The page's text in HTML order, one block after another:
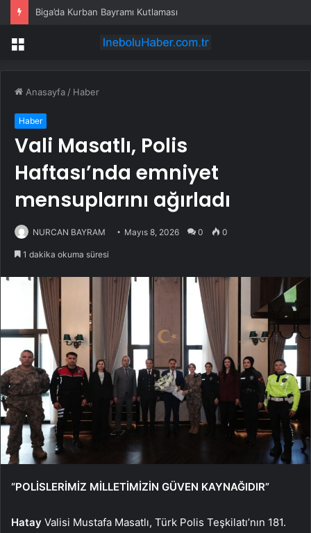
Biga’da Kurban Bayramı Kutlaması
Menü
Anasayfa / Haber
Haber
Vali Masatlı, Polis
Haftası’nda emniyet
mensuplarını ağırladı
NURCAN BAYRAM Mayıs 8, 2026 0 0
1 dakika okuma süresi
“POLİSLERİMİZ MİLLETİMİZİN GÜVEN KAYNAĞIDIR”
Hatay Valisi Mustafa Masatlı, Türk Polis Teşkilatı’nın 181.